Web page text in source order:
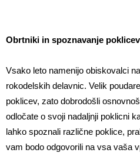
Obrtniki in spoznavanje poklicev
Vsako leto namenijo obiskovalci
rokodelskih delavnic. Velik
poklicev, zato dobrodošli
odločate o svoji nadaljnji poklicni
lahko spoznali različne poklice,
vam bodo odgovorili na vsa vaša